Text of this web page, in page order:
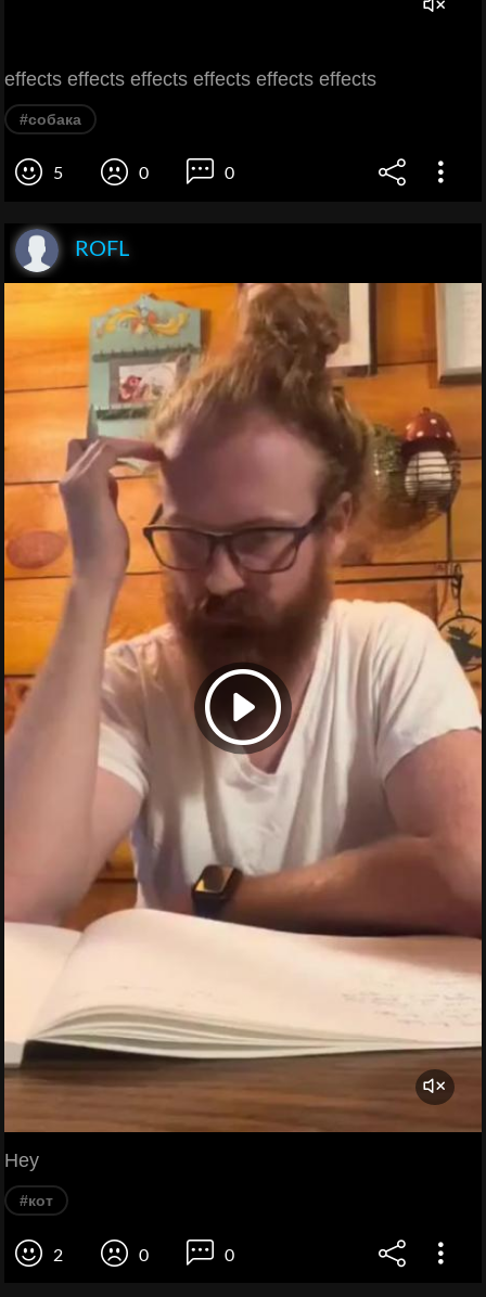
effects effects effects effects effects effects
#собака
5 0 0
ROFL
Hey
#кот
2 0 0